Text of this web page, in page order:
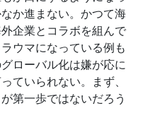
か進まない。かつて海
企業とコラボを組んで
ウマになっている例も
ローバル化は嫌が応に
ていられない。まず、
第一歩ではないだろう